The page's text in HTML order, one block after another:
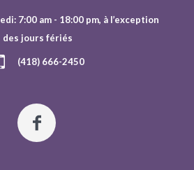
7:00 am - 18:00 pm, à l’exception
des jours fériés
(418) 666-2450